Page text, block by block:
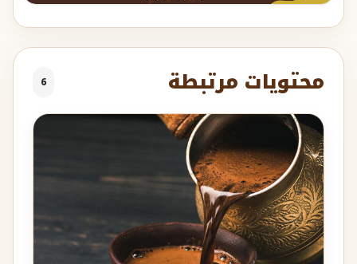
محتويات مرتبطة 6